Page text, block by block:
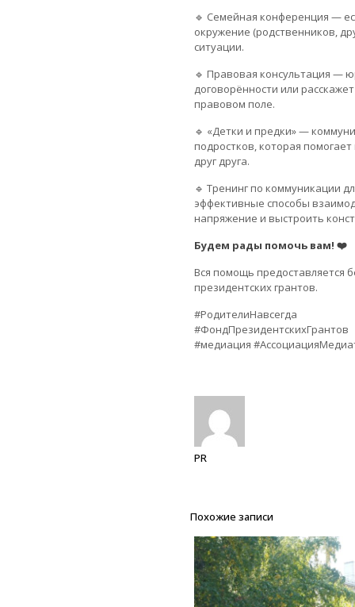
🔹 Семейная конференция —
окружение (родственников,
ситуации.
🔹 Правовая консультация —
договорённости или
правовом поле.
🔹 «Детки и предки» —
подростков, которая
друг друга.
🔹 Тренинг по коммуникации
эффективные способы
напряжение и выстроить
Будем рады помочь вам! ❤️
Вся помощь предоставляется
президентских грантов.
#РодителиНавсегда
#ФондПрезидентскихГрантов
#медиация
PR
Похожие записи